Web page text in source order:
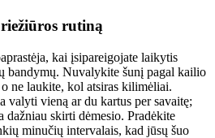
rutiną
kai įsipareigojate laikytis
bandymų. Nuvalykite šunį pagal kailio
ne laukite, kol atsiras kilimėliai.
valyti vieną ar du kartus per savaitę;
dažniau skirti dėmesio. Pradėkite
minučių intervalais, kad jūsų šuo